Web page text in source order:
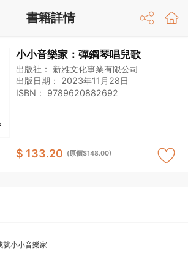
小小音樂家：彈鋼琴唱兒歌
出版社： 新雅文化事業有限公司
出版日期： 2023年11月28日
ISBN： 9789620882692
$ 133.20 (原價$148.00)
就小小音樂家
書籍詳情